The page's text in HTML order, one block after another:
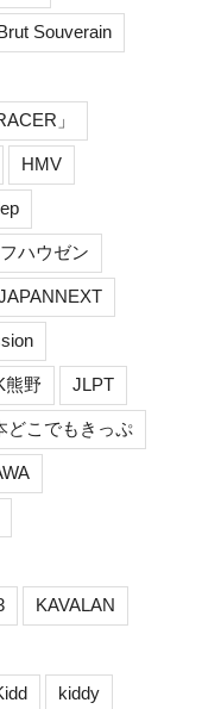
Souverain
」
HMV
ハウゼン
熊野 JLPT
どこでもきっぷ
KAVALAN
kiddy